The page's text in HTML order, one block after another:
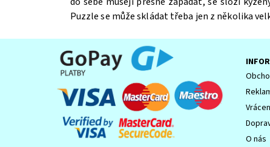
Puzzle se může skládat třeba jen z několika
O nás